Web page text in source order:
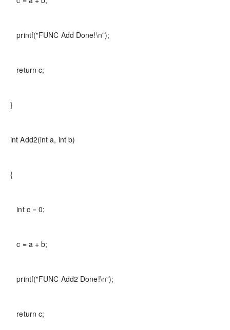
printf("FUNC Add Done!\n");
return c;
}
int Add2(int a, int b)
{
int c = 0;
c = a + b;
printf("FUNC Add2 Done!\n");
return c;